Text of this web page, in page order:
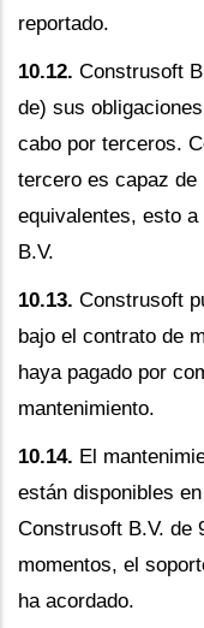
reportado.
10.12. Construsoft
de) sus
cabo por terceros.
tercero es capaz
equivalentes, esto
B.V.
10.13. Construsoft
bajo el contrato de
haya pagado por
mantenimiento.
10.14. El
están disponibles
Construsoft B.V. de
momentos, el
ha acordado.